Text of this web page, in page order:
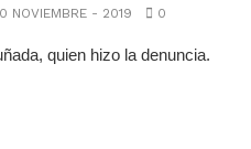
NOVIEMBRE - 2019 0
quien hizo la denuncia.